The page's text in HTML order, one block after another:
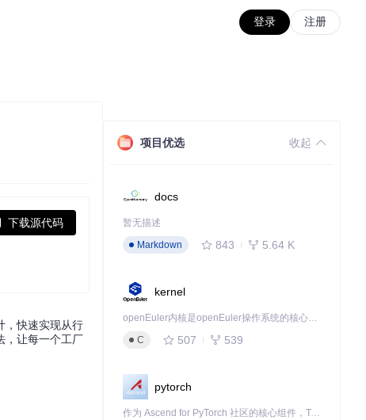
登录 注册
下载源代码
，快速实现从行
，让每一个工厂
项目优选 收起
docs
暂无描述
Markdown
843 5.64 K
kernel
openEuler内核是openEuler操作系统的核心，既是系统性能与稳定性的基石，也是连接处理器、设备与服务的桥梁。
C
507 539
pytorch
作为 Ascend for PyTorch 社区的核心组件，TorchNPU 是昇腾专为 PyTorch 打造的深度学习适配插件，使 PyTorch 框架能够直接调用昇腾 NPU，为开发者提供昇腾 AI 处理器的超强算力。